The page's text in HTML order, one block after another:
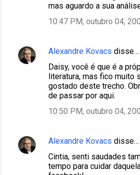
mas aguardo a sua
10:47 PM, outubro 04,
Alexandre Kovacs disse…
Daisy, você é que é a
literatura, mas fico muito
gostado deste trecho.
de passar por aqui.
10:50 PM, outubro 04,
Alexandre Kovacs disse…
Cintia, senti saudades
tempo para cuidar